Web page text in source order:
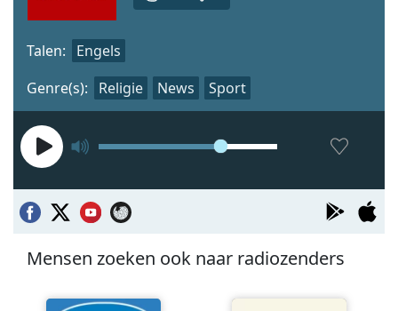
Genre(s): Religie News Sport
Talen: Engels
Mensen zoeken ook naar radiozenders